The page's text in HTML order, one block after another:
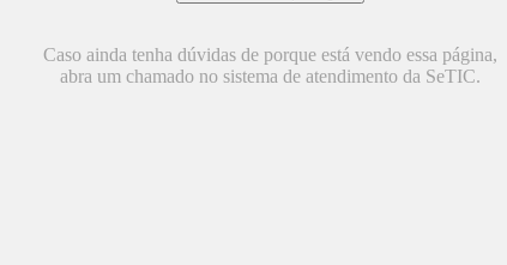
Caso ainda tenha dúvidas de porque está vendo essa página,
abra um chamado no sistema de atendimento da SeTIC.